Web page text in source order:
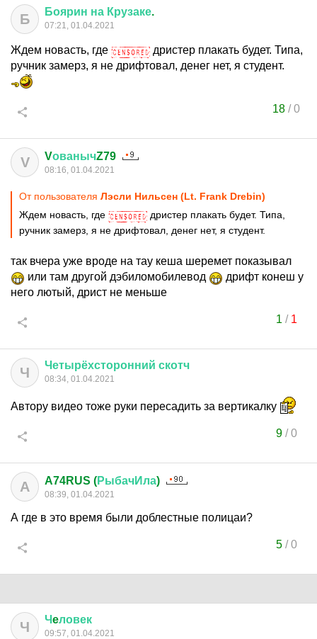
Б Боярин на Крузаке.
07:21, 01.04.2021
Ждем новасть, где
дристер плакать будет. Типа,
ручник замерз, я не дрифтовал, денег нет, я студент.
18 /0
V VованычZ79
08:16, 01.04.2021
От пользователя Лэсли Нильсен (Lt. Frank Drebin)
Ждем новасть, где
дристер плакать будет. Типа,
ручник замерз, я не дрифтовал, денег нет, я студент.
так вчера уже вроде на тау кеша шеремет показывал
или там другой дэбиломобилевод
дрифт конеш у
него лютый, дрист не меньше
1 / 1
Ч Четырёхсторонний скотч
08:34, 01.04.2021
Автору видео тоже руки пересадить за вертикалку
9/0
A A74RUS (РыбачИла)
08:39, 01.04.2021
А где в это время были доблестные полицаи?
5/0
Ч Чeловек
09:57, 01.04.2021